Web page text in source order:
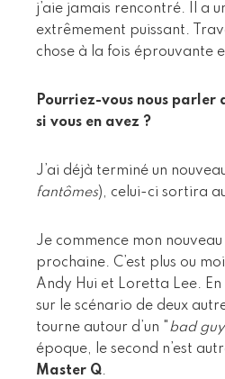
j’aie jamais rencontré. Il a
extrêmement puissant.
chose à la fois éprouvante
Pourriez-vous nous parler
si vous en avez ?
J’ai déjà terminé un
fantômes), celui-ci sortira
Je commence mon
prochaine. C’est plus ou
Andy Hui et Loretta Lee.
sur le scénario de deux
tourne autour d’un " bad guy
époque, le second n’est
Master Q.